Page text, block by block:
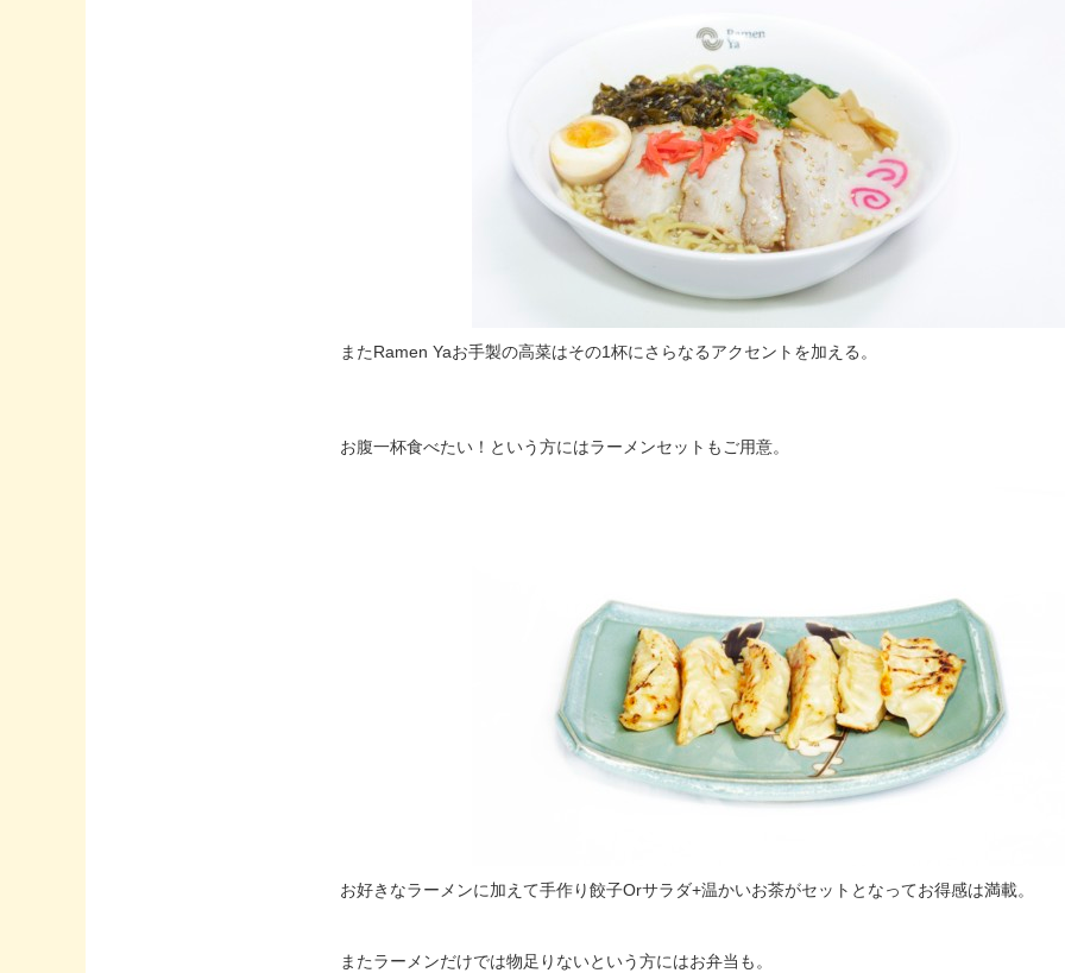
またRamen Yaお手製の高菜はその1杯にさらなるアクセントを加える。
お腹一杯食べたい！という方にはラーメンセットもご用意。
お好きなラーメンに加えて手作り餃子Orサラダ+温かいお茶がセットとなってお得感は満載。
またラーメンだけでは物足りないという方にはお弁当も。